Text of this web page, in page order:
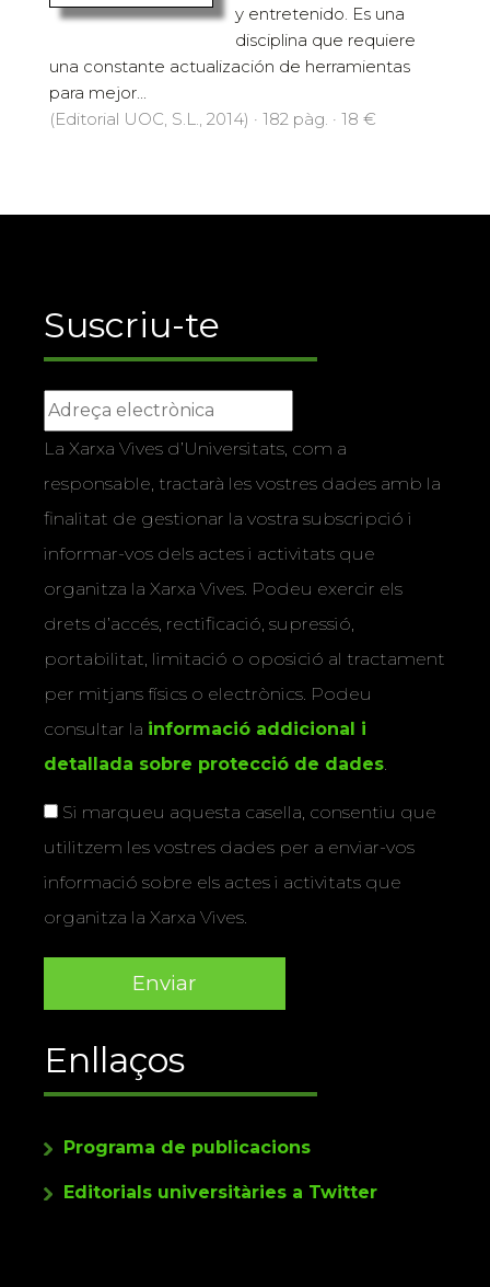
y entretenido. Es una
disciplina que requiere
una constante actualización de herramientas
para mejor...
(Editorial UOC, S.L., 2014) · 182 pàg. · 18 €
Suscriu-te
La Xarxa Vives d’Universitats, com a
responsable, tractarà les vostres dades amb la
finalitat de gestionar la vostra subscripció i
informar-vos dels actes i activitats que
organitza la Xarxa Vives. Podeu exercir els
drets d’accés, rectificació, supressió,
portabilitat, limitació o oposició al tractament
per mitjans físics o electrònics. Podeu
consultar la informació addicional i
detallada sobre protecció de dades.
Si marqueu aquesta casella, consentiu que
utilitzem les vostres dades per a enviar-vos
informació sobre els actes i activitats que
organitza la Xarxa Vives.
Enllaços
Programa de publicacions
Editorials universitàries a Twitter